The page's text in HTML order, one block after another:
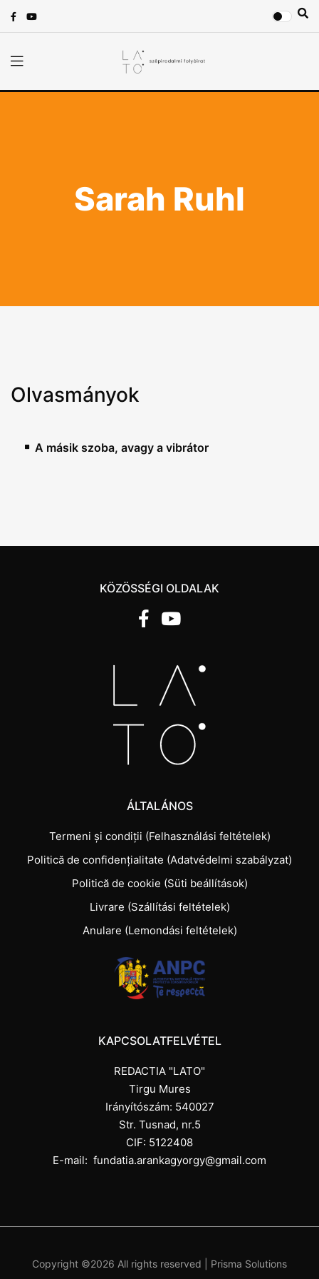
Sarah Ruhl
Olvasmányok
A másik szoba, avagy a vibrátor
KÖZÖSSÉGI OLDALAK
ÁLTALÁNOS
Termeni și condiții (Felhasználási feltételek)
Politică de confidențialitate (Adatvédelmi szabályzat)
Politică de cookie (Süti beállítások)
Livrare (Szállítási feltételek)
Anulare (Lemondási feltételek)
KAPCSOLATFELVÉTEL
REDACTIA "LATO"
Tirgu Mures
Irányítószám: 540027
Str. Tusnad, nr.5
CIF: 5122408
E-mail: fundatia.arankagyorgy@gmail.com
Copyright ©2026 All rights reserved | Prisma Solutions